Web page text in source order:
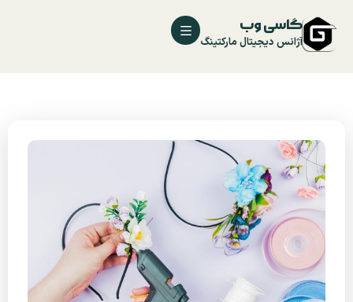
گاسی وب
آژانس دیجیتال مارکتینگ